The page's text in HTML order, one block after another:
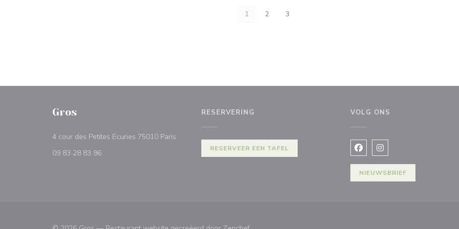
1 2 3
Gros
4 cour des Petites Ecuries 75010 Paris
09 83 28 83 96
RESERVERING
RESERVEER EEN TAFEL
VOLG ONS
Facebook ((opent in een
Instagram ((opent in
NIEUWSBRIEF